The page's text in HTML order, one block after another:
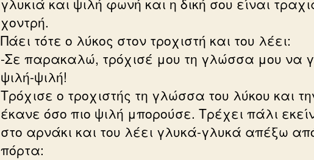
γλυκιά και ψιλή φωνή και η δική σου είναι
χοντρή.
Πάει τότε ο λύκος στον τροχιστή και του λέει:
-Σε παρακαλώ, τρόχισέ μου τη γλώσσα μου να
ψιλή-ψιλή!
Τρόχισε ο τροχιστής τη γλώσσα του λύκου και
έκανε όσο πιο ψιλή μπορούσε. Τρέχει πάλι
στο αρνάκι και του λέει γλυκά-γλυκά απέξω
πόρτα: